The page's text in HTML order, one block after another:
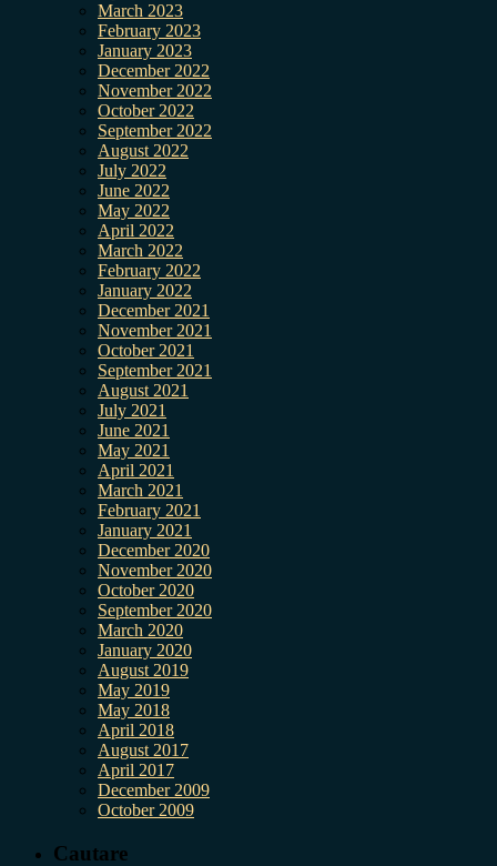
March 2023
February 2023
January 2023
December 2022
November 2022
October 2022
September 2022
August 2022
July 2022
June 2022
May 2022
April 2022
March 2022
February 2022
January 2022
December 2021
November 2021
October 2021
September 2021
August 2021
July 2021
June 2021
May 2021
April 2021
March 2021
February 2021
January 2021
December 2020
November 2020
October 2020
September 2020
March 2020
January 2020
August 2019
May 2019
May 2018
April 2018
August 2017
April 2017
December 2009
October 2009
Cautare